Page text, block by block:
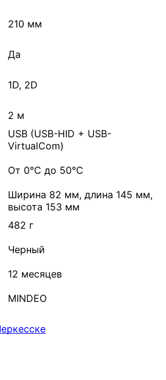
210 мм
Да
1D, 2D
2 м
USB (USB-HID + USB-
VirtualCom)
От 0℃ до 50℃
Ширина 82 мм, длина 145 мм,
высота 153 мм
482 г
Черный
12 месяцев
MINDEO